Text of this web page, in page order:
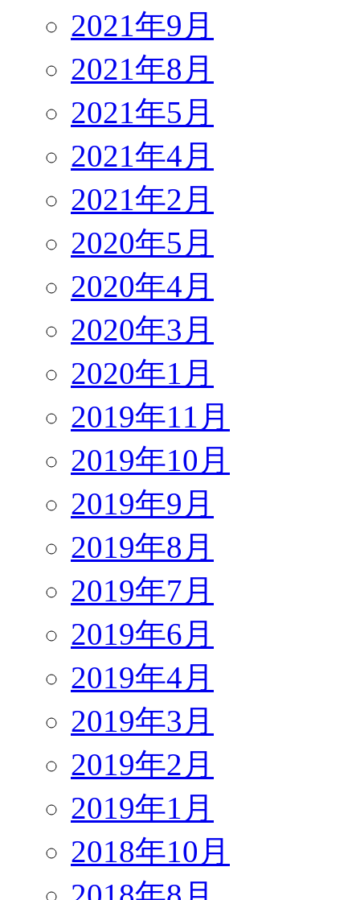
2021年9月
2021年8月
2021年5月
2021年4月
2021年2月
2020年5月
2020年4月
2020年3月
2020年1月
2019年11月
2019年10月
2019年9月
2019年8月
2019年7月
2019年6月
2019年4月
2019年3月
2019年2月
2019年1月
2018年10月